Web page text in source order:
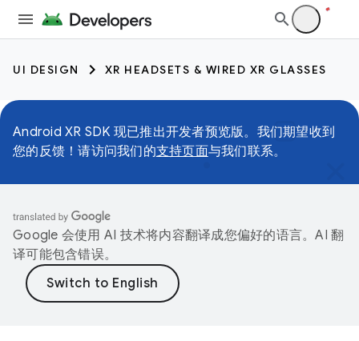
UI DESIGN XR HEADSETS & WIRED XR GLASSES
Android XR SDK 现已推出开发者预览版。我们期望收到
您的反馈！请访问我们的支持页面与我们联系。
Google 会使用 AI 技术将内容翻译成您偏好的语言。AI 翻
译可能包含错误。